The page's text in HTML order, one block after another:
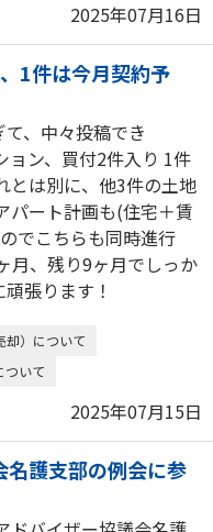
2025年07月16日
1件は今月契約予
、中々投稿でき
ョン、買付2件入り 1件
とは別に、他3件の土地
パート計画も(住宅＋賃
でこちらも同時進行
月、残り9ヶ月でしっか
張ります！
却）について
ついて
2025年07月15日
護支部の例会に参